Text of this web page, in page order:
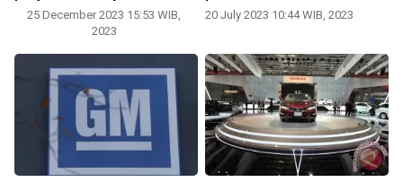
25 December 2023 15:53 WIB,
2023
20 July 2023 10:44 WIB, 2023